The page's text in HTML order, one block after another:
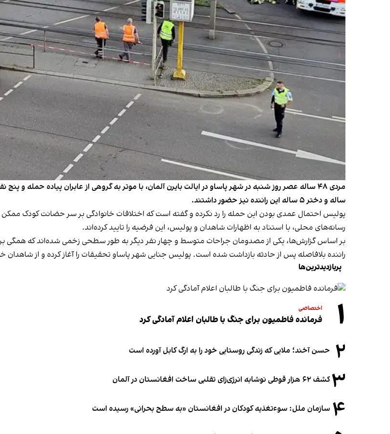
ساله و دختر ۵ ساله این راننده نیز حضور داشتند.
پولیس احتمال عمدی بودن این حمله را رد نکرده و گفته است که اختلافات خانوادگی بر سر حضانت کودک ممکن
رسانه‌های محلی، با استناد به اظهارات شاهدان و پولیس، این فرضیه را تایید کرده‌اند.
بر اساس گزارش‌ها، یکی از مصدومان جراحات متوسط و چهار نفر دیگر به طور سطحی زخمی شده‌اند که همگی
راننده بلافاصله پس از حادثه بازداشت شده است. پولیس جنایی شهر پاساو تحقیقات را آغاز کرده و از
پربازدیدترین‌ها
۱ اختصاصی
فرمانده فاطمیون برای جنگ با طالبان اعلام آمادگی کرد
۲ حسن آخند؛ ملایی که زندگی روستایی خود را به ارگ کابل آورده است
۳کشف ۶۲ هزار قوطی نوشابه انرژی‌زای تقلبی ساخت افغانستان در آلمان
۴ سازمان ملل: سوء‌تغذیه کودکان در افغانستان «به سطح بحرانی» رسیده است